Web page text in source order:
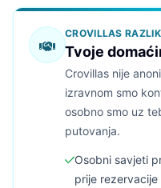
CROVILLAS
Tvoje
Crovillas nije
izravnom smo
osobno smo uz
putovanja.
Osobni savjeti
prije rezervacije